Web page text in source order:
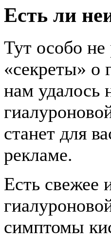
Есть ли
Тут особо
«секреты» о
нам удалось
станет для
рекламе.
Есть свежее
симптомы